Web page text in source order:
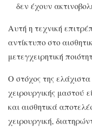
δεν έχουν
Αυτή η τεχνική
αντίκτυπο στο
μετεγχειρητική
Ο στόχος της
χειρουργικής μαστού
και αισθητικά
χειρουργική,